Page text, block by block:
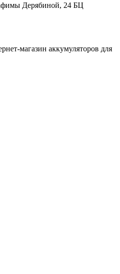
Дерябиной, 24 БЦ
магазин аккумуляторов для